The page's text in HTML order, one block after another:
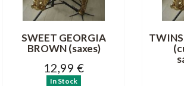
SWEET GEORGIA
BROWN (saxes)
12,99 €
In Stock
TWINS